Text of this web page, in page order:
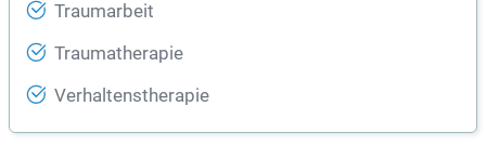
Traumarbeit
Traumatherapie
Verhaltenstherapie